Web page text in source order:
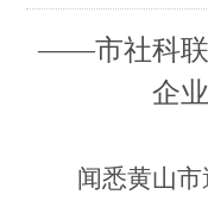
——市社科联
企
闻悉黄山